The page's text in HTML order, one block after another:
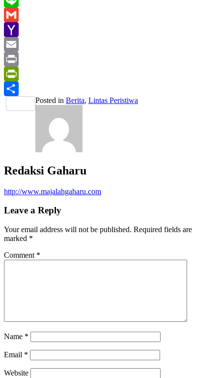
Line
Gmail
Yahoo
Mail
Email
Print
PrintFriendly
Share
Posted in Berita, Lintas Peristiwa
Redaksi Gaharu
http://www.majalahgaharu.com
Leave a Reply
Your email address will not be published. Required fields are
marked *
Comment *
Name *
Email *
Website